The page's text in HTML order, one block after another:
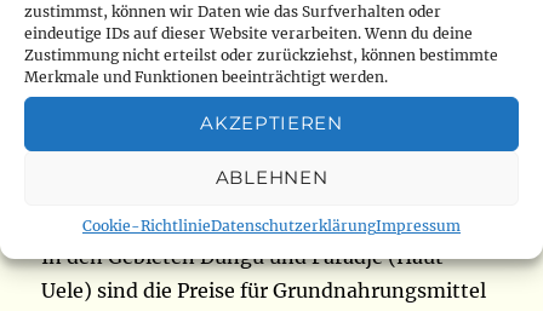
zustimmst, können wir Daten wie das Surfverhalten oder
eindeutige IDs auf dieser Website verarbeiten. Wenn du deine
Zustimmung nicht erteilst oder zurückziehst, können bestimmte
Merkmale und Funktionen beeinträchtigt werden.
AKZEPTIEREN
ABLEHNEN
Cookie-RichtlinieDatenschutzerklärungImpressum
Gesundheitseinrichtung in derselben Ecke.
Kavira Siherya fordert die zuständigen
Behörden auf, junge Menschen zu
sensibilisieren und Gesundheitseinrichtungen
zu sichern, die von bewaffneten Gruppen
www.radiookapi.net
In den Gebieten Dungu und Faradje (Haut-
Uele) sind die Preise für Grundnahrungsmittel